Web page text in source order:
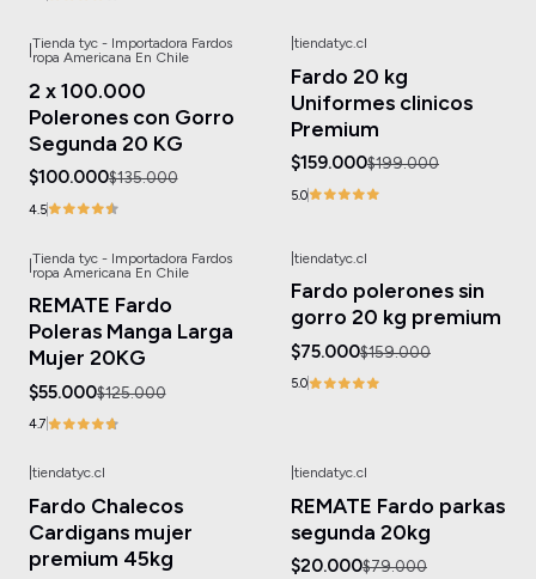
-26%OFF
Tienda tyc - Importadora Fardos
ropa Americana En Chile
2 x 100.000
Polerones con Gorro
Segunda 20 KG
$100.000$135.000
4.5
Agotado
tiendatyc.cl
Fardo 20 kg
Uniformes clinicos
Premium
$159.000$199.000
5.0
-56%OFF
Agotado
Tienda tyc - Importadora Fardos
ropa Americana En Chile
REMATE Fardo
Poleras Manga Larga
Mujer 20KG
$55.000$125.000
4.7
Agotado
tiendatyc.cl
Fardo polerones sin
gorro 20 kg premium
$75.000$159.000
5.0
Agotado
tiendatyc.cl
Fardo Chalecos
Cardigans mujer
premium 45kg
Agotado
tiendatyc.cl
REMATE Fardo parkas
segunda 20kg
$20.000$79.000